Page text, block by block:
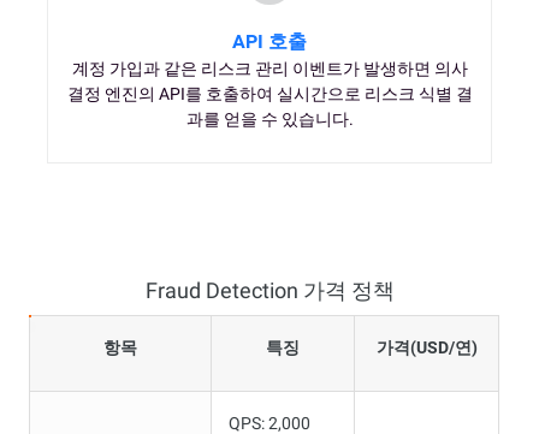
API 호출
계정 가입과 같은 리스크 관리 이벤트가 발생하면 의사
결정 엔진의 API를 호출하여 실시간으로 리스크 식별 결
과를 얻을 수 있습니다.
Fraud Detection 가격 정책
항목 특징 가격(USD/연)
QPS: 2,000